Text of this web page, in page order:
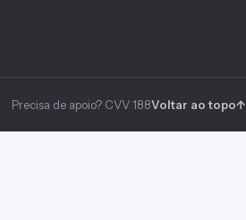
Precisa de apoio? CVV 188Voltar ao topo↑